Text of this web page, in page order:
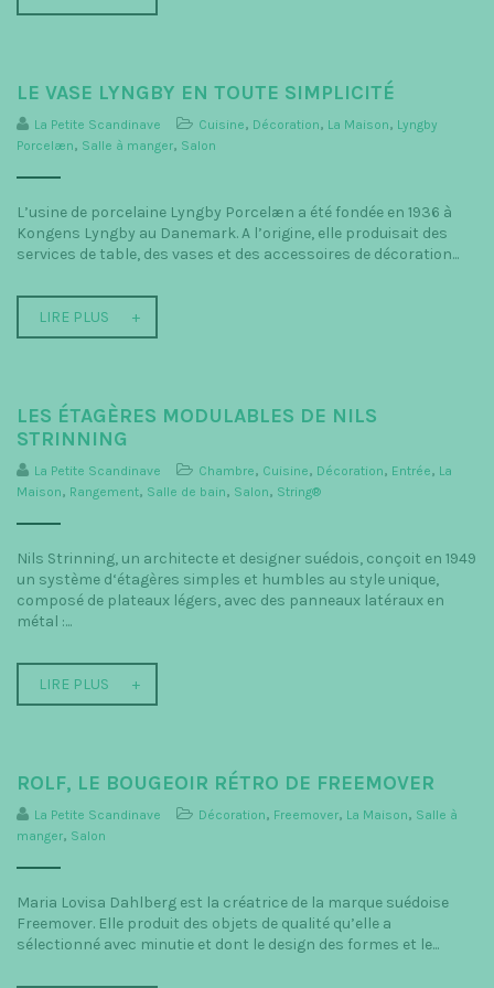
LE VASE LYNGBY EN TOUTE SIMPLICITÉ
La Petite Scandinave Cuisine, Décoration, La Maison, Lyngby
Porcelæn, Salle à manger, Salon
L’usine de porcelaine Lyngby Porcelæn a été fondée en 1936 à
Kongens Lyngby au Danemark. A l’origine, elle produisait des
services de table, des vases et des accessoires de décoration...
LIRE PLUS
LES ÉTAGÈRES MODULABLES DE NILS
STRINNING
La Petite Scandinave Chambre, Cuisine, Décoration, Entrée, La
Maison, Rangement, Salle de bain, Salon, String®
Nils Strinning, un architecte et designer suédois, conçoit en 1949
un système d‘étagères simples et humbles au style unique,
composé de plateaux légers, avec des panneaux latéraux en
métal :...
LIRE PLUS
ROLF, LE BOUGEOIR RÉTRO DE FREEMOVER
La Petite Scandinave Décoration, Freemover, La Maison, Salle à
manger, Salon
Maria Lovisa Dahlberg est la créatrice de la marque suédoise
Freemover. Elle produit des objets de qualité qu’elle a
sélectionné avec minutie et dont le design des formes et le...